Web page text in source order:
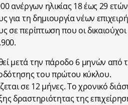
ηλικίας 18 έως 29
για τη δημιουργία νέων
σε περίπτωση που οι
μετά την πάροδο 6 μηνών από
του πρώτου κύκλου.
σε 12 μήνες. Το χρονικό
δραστηριότητας της